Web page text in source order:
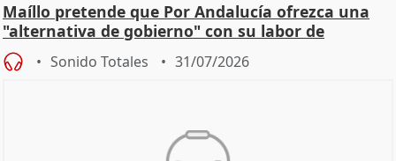
Maíllo pretende que Por Andalucía ofrezca una
"alternativa de gobierno" con su labor de
oposición
Sonido Totales 31/07/2026